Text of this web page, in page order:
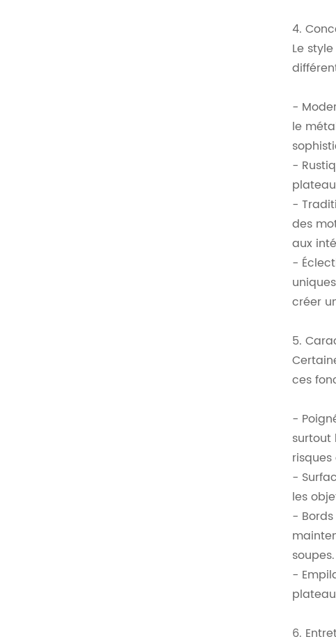
4.
Le
-
le
-
-
des
aux
-
créer
5.
ces
-
surtout
-
les
-
soupes.
-
6.